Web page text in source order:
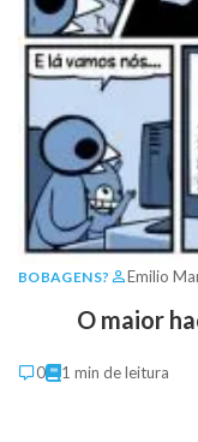
BOBAGENS? Emilio
O maior
0 1 min de leitura